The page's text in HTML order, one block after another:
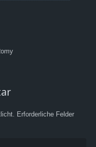
Erforderliche Felder